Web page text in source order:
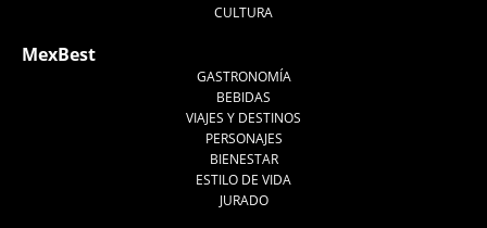
CULTURA
MexBest
GASTRONOMÍA
BEBIDAS
VIAJES Y DESTINOS
PERSONAJES
BIENESTAR
ESTILO DE VIDA
JURADO